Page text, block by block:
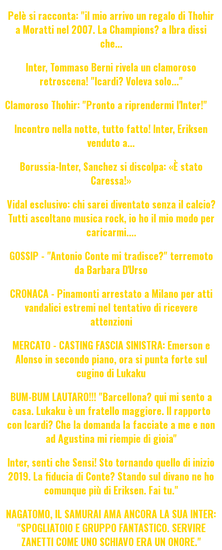
Pelè si racconta: "il mio arrivo un regalo di Thohir
a Moratti nel 2007. La Champions? a Ibra dissi
che...
Inter, Tommaso Berni rivela un clamoroso
retroscena! "Icardi? Voleva solo..."
Clamoroso Thohir: "Pronto a riprendermi l'Inter!"
Incontro nella notte, tutto fatto! Inter, Eriksen
venduto a...
Borussia-Inter, Sanchez si discolpa: «È stato
Caressa!»
Vidal esclusivo: chi sarei diventato senza il calcio?
Tutti ascoltano musica rock, io ho il mio modo per
caricarmi....
GOSSIP - "Antonio Conte mi tradisce?" terremoto
da Barbara D'Urso
CRONACA - Pinamonti arrestato a Milano per atti
vandalici estremi nel tentativo di ricevere
attenzioni
MERCATO - CASTING FASCIA SINISTRA: Emerson e
Alonso in secondo piano, ora si punta forte sul
cugino di Lukaku
BUM-BUM LAUTARO!!! "Barcellona? qui mi sento a
casa. Lukaku è un fratello maggiore. Il rapporto
con Icardi? Che la domanda la facciate a me e non
ad Agustina mi riempie di gioia"
Inter, senti che Sensi! Sto tornando quello di inizio
2019. La fiducia di Conte? Stando sul divano ne ho
comunque più di Eriksen. Fai tu."
NAGATOMO, IL SAMURAI AMA ANCORA LA SUA INTER:
"SPOGLIATOIO E GRUPPO FANTASTICO. SERVIRE
ZANETTI COME UNO SCHIAVO ERA UN ONORE."